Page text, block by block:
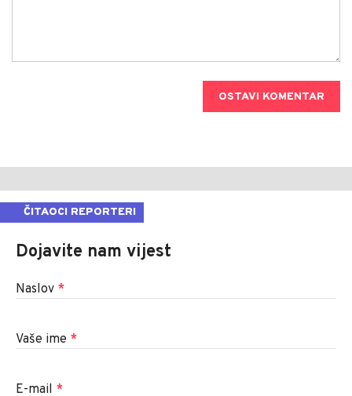
OSTAVI KOMENTAR
ČITAOCI REPORTERI
Dojavite nam vijest
Naslov *
Vaše ime *
E-mail *